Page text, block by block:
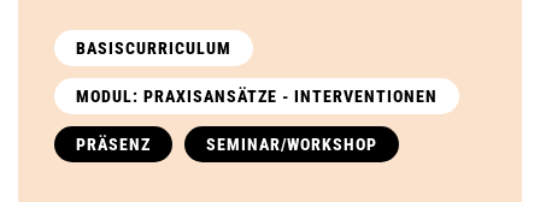
BASISCURRICULUM
MODUL: PRAXISANSÄTZE - INTERVENTIONEN
PRÄSENZ SEMINAR/WORKSHOP